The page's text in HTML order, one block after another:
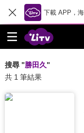
下載 APP，
搜尋 "勝田久"
共 1 筆結果